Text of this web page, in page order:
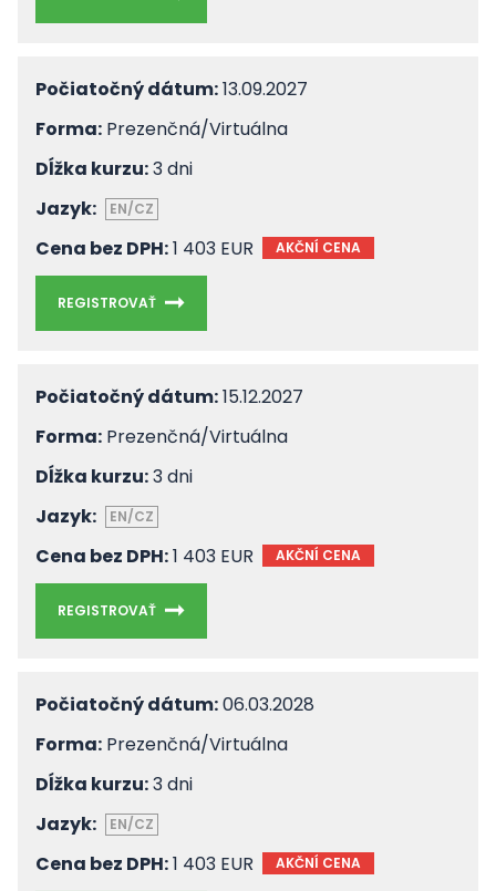
Počiatočný dátum:13.09.2027
Forma: Prezenčná/Virtuálna
Dĺžka kurzu:3 dni
Jazyk:
EN/CZ
Cena bez DPH:1 403 EUR AKČNÍ CENA
REGISTROVAŤ
Počiatočný dátum:15.12.2027
Forma: Prezenčná/Virtuálna
Dĺžka kurzu:3 dni
Jazyk:
EN/CZ
Cena bez DPH:1 403 EUR AKČNÍ CENA
REGISTROVAŤ
Počiatočný dátum:06.03.2028
Forma: Prezenčná/Virtuálna
Dĺžka kurzu:3 dni
Jazyk:
EN/CZ
Cena bez DPH:1 403 EUR AKČNÍ CENA